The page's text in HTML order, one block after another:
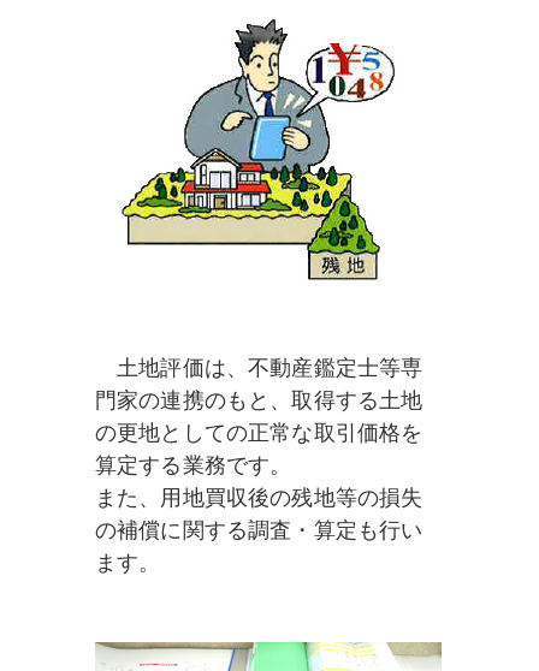
土地評価は、不動産鑑定士等専
門家の連携のもと、取得する土地
の更地としての正常な取引価格を
算定する業務です。
また、用地買収後の残地等の損失
の補償に関する調査・算定も行い
ます。